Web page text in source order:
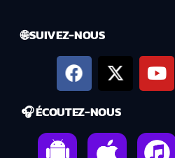
🌐 SUIVEZ-NOUS
🎧 ÉCOUTEZ-NOUS